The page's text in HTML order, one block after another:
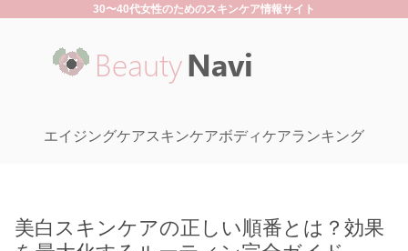
30〜40代女性のためのスキンケア情報サイト
エイジングケアスキンケアボディケアランキング
美白スキンケアの正しい順番とは？効果